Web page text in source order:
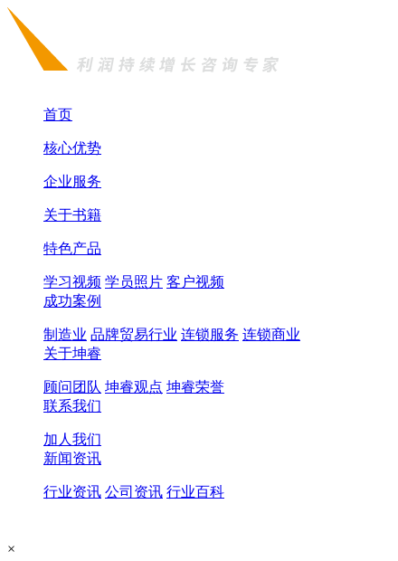
首页
核心优势
企业服务
关于书籍
特色产品
学习视频 学员照片 客户视频
成功案例
制造业 品牌贸易行业 连锁服务 连锁商业
关于坤睿
顾问团队 坤睿观点 坤睿荣誉
联系我们
加人我们
新闻资讯
行业资讯 公司资讯 行业百科
×